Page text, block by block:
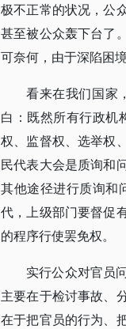
极不正常的状况，公
甚至被公众轰下台了
可奈何，由于深陷困
看来在我们国家
白：既然所有行政机
权、监督权、选举权
民代表大会是质询和
其他途径进行质询和
代，上级部门要督促
的程序行使罢免权。
实行公众对官员
主要在于检讨事故、
在于把官员的行为、